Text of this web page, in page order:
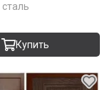
сталь
Купить